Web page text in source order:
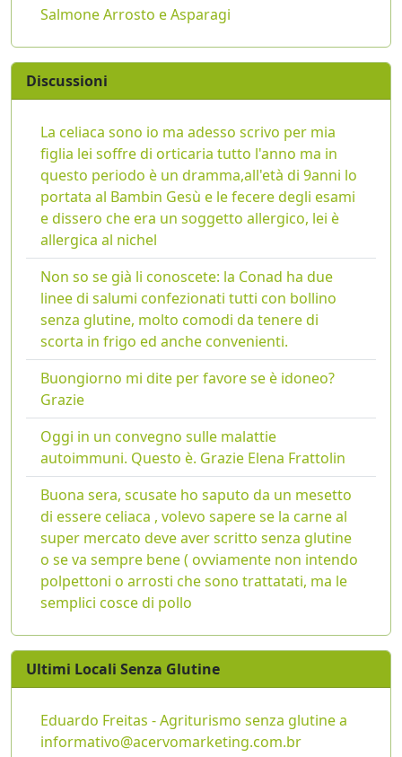
Salmone Arrosto e Asparagi
Discussioni
La celiaca sono io ma adesso scrivo per mia
figlia lei soffre di orticaria tutto l'anno ma in
questo periodo è un dramma,all'età di 9anni lo
portata al Bambin Gesù e le fecere degli esami
e dissero che era un soggetto allergico, lei è
allergica al nichel
Non so se già li conoscete: la Conad ha due
linee di salumi confezionati tutti con bollino
senza glutine, molto comodi da tenere di
scorta in frigo ed anche convenienti.
Buongiorno mi dite per favore se è idoneo?
Grazie
Oggi in un convegno sulle malattie
autoimmuni. Questo è. Grazie Elena Frattolin
Buona sera, scusate ho saputo da un mesetto
di essere celiaca , volevo sapere se la carne al
super mercato deve aver scritto senza glutine
o se va sempre bene ( ovviamente non intendo
polpettoni o arrosti che sono trattatati, ma le
semplici cosce di pollo
Ultimi Locali Senza Glutine
Eduardo Freitas - Agriturismo senza glutine a
informativo@acervomarketing.com.br